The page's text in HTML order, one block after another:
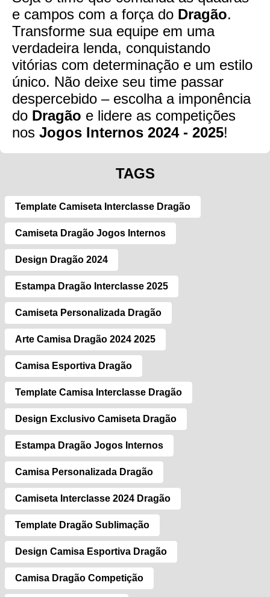
e campos com a força do Dragão.
Transforme sua equipe em uma
verdadeira lenda, conquistando
vitórias com determinação e um estilo
único. Não deixe seu time passar
despercebido – escolha a imponência
do Dragão e lidere as competições
nos Jogos Internos 2024 - 2025!
TAGS
Template Camiseta Interclasse Dragão
Camiseta Dragão Jogos Internos
Design Dragão 2024
Estampa Dragão Interclasse 2025
Camiseta Personalizada Dragão
Arte Camisa Dragão 2024 2025
Camisa Esportiva Dragão
Template Camisa Interclasse Dragão
Design Exclusivo Camiseta Dragão
Estampa Dragão Jogos Internos
Camisa Personalizada Dragão
Camiseta Interclasse 2024 Dragão
Template Dragão Sublimação
Design Camisa Esportiva Dragão
Camisa Dragão Competição